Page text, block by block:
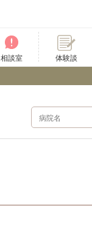
相談室 体験談